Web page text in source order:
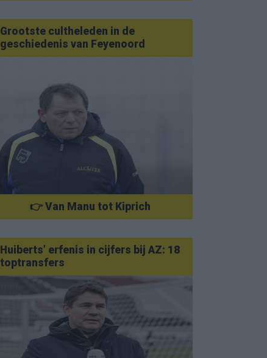
Grootste cultheleden in de
geschiedenis van Feyenoord
👉 Van Manu tot Kiprich
Huiberts’ erfenis in cijfers bij AZ: 18
toptransfers